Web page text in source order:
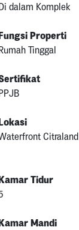
dalam Komplek
Properti
Tinggal
Citraland
Tidur
Mandi